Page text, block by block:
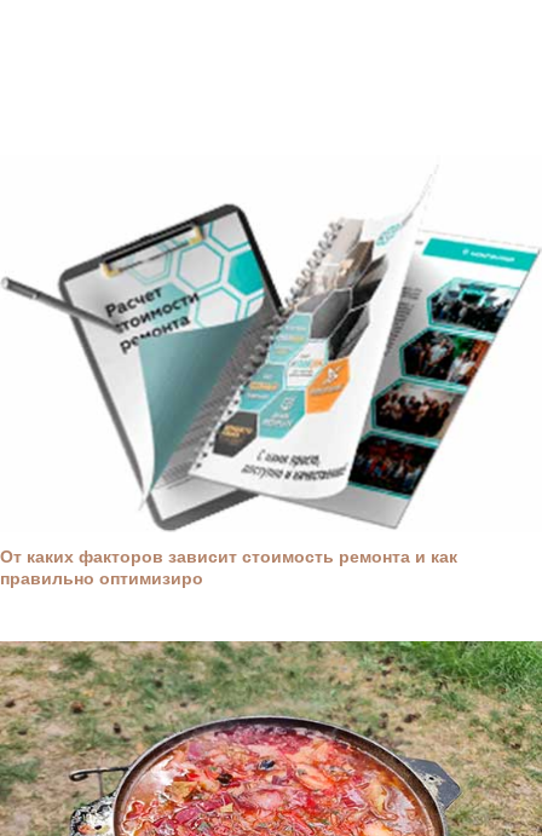
От каких факторов зависит стоимость ремонта и как
правильно оптимизиро